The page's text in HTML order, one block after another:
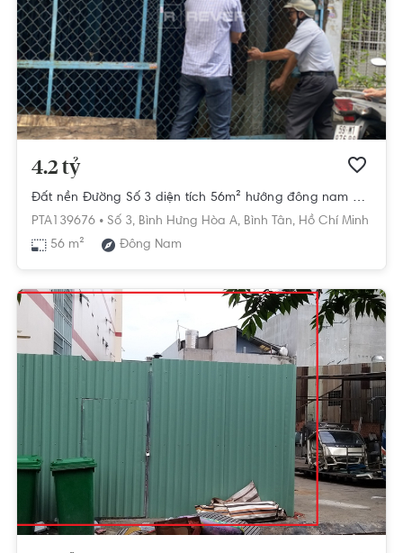
4.2 tỷ
Đất nền Đường Số 3 diện tích 56m² hướng đông nam pháp lý sổ hồng.
PTA139676 • Số 3, Bình Hưng Hòa A, Bình Tân, Hồ Chí Minh
56 m²
Đông Nam